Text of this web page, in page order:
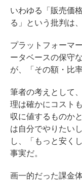
いわゆる「販売価
る」という批判は
プラットフォーマ
ータベースの保守
が、「その額・比
筆者の考えとして
理は確かにコスト
収に値するものか
は自分でやりたい
し、「もっと安く
事実だ。
画一的だった課金